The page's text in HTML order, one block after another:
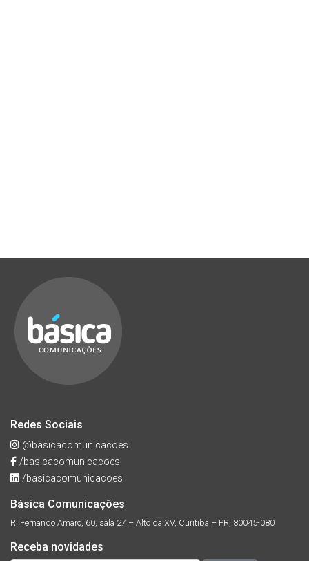
Redes Sociais
@basicacomunicacoes
/basicacomunicacoes
/basicacomunicacoes
Básica Comunicações
R. Fernando Amaro, 60, sala 27 – Alto da XV, Curitiba – PR, 80045-080
Receba novidades